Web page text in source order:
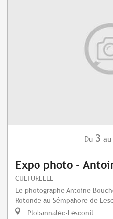
Du 3 au
Expo photo -
CULTURELLE
Le photographe Antoine
Rotonde au Sémpahore de
Plobannalec-Lesconil